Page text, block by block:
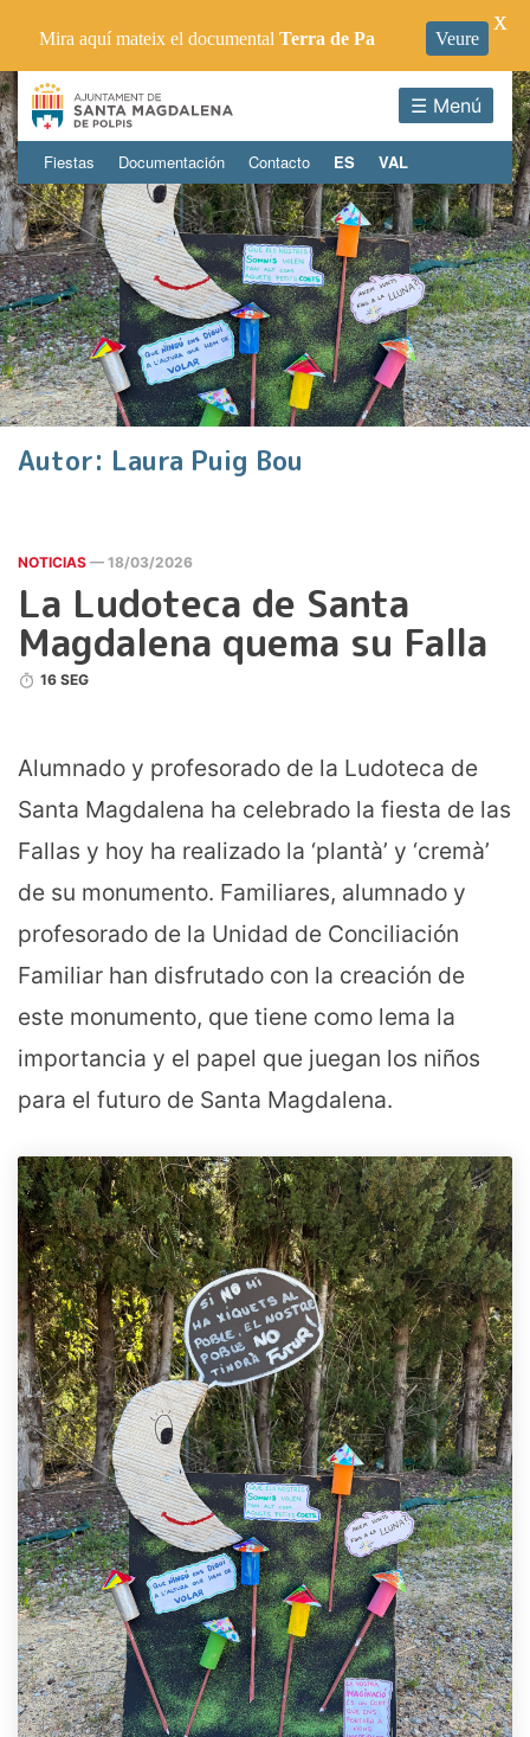
☰ Menú
Fiestas Documentación Contacto ES VAL
Autor: Laura Puig Bou
NOTICIAS — 18/03/2026
La Ludoteca de Santa
Magdalena quema su Falla
16 SEG
Alumnado y profesorado de la Ludoteca de
Santa Magdalena ha celebrado la fiesta de las
Fallas y hoy ha realizado la ‘plantà’ y ‘cremà’
de su monumento. Familiares, alumnado y
profesorado de la Unidad de Conciliación
Familiar han disfrutado con la creación de
este monumento, que tiene como lema la
importancia y el papel que juegan los niños
para el futuro de Santa Magdalena.
Mira aquí mateix el documental Terra de Pa Veure
X